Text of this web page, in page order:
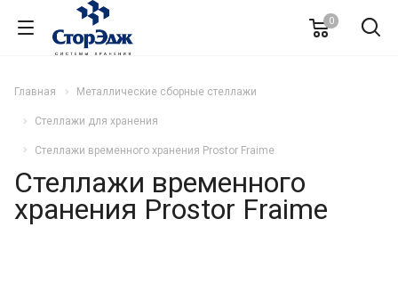
0
Главная Металлические сборные стеллажи
Стеллажи для хранения
Cтеллажи временного хранения Prostor Fraime
Cтеллажи временного
хранения Prostor Fraime